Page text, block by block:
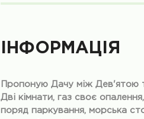
ІНФОРМАЦІЯ
Пропоную Дачу між Дев'ятою
Дві кімнати, газ своє
поряд паркування, морська